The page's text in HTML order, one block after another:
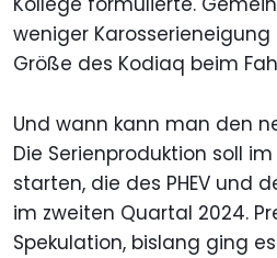
weniger
Größe des Kodiaq beim
Und wann kann man den
Die Serienproduktion soll
starten, die des PHEV und
im zweiten Quartal 2024.
Spekulation, bislang ging